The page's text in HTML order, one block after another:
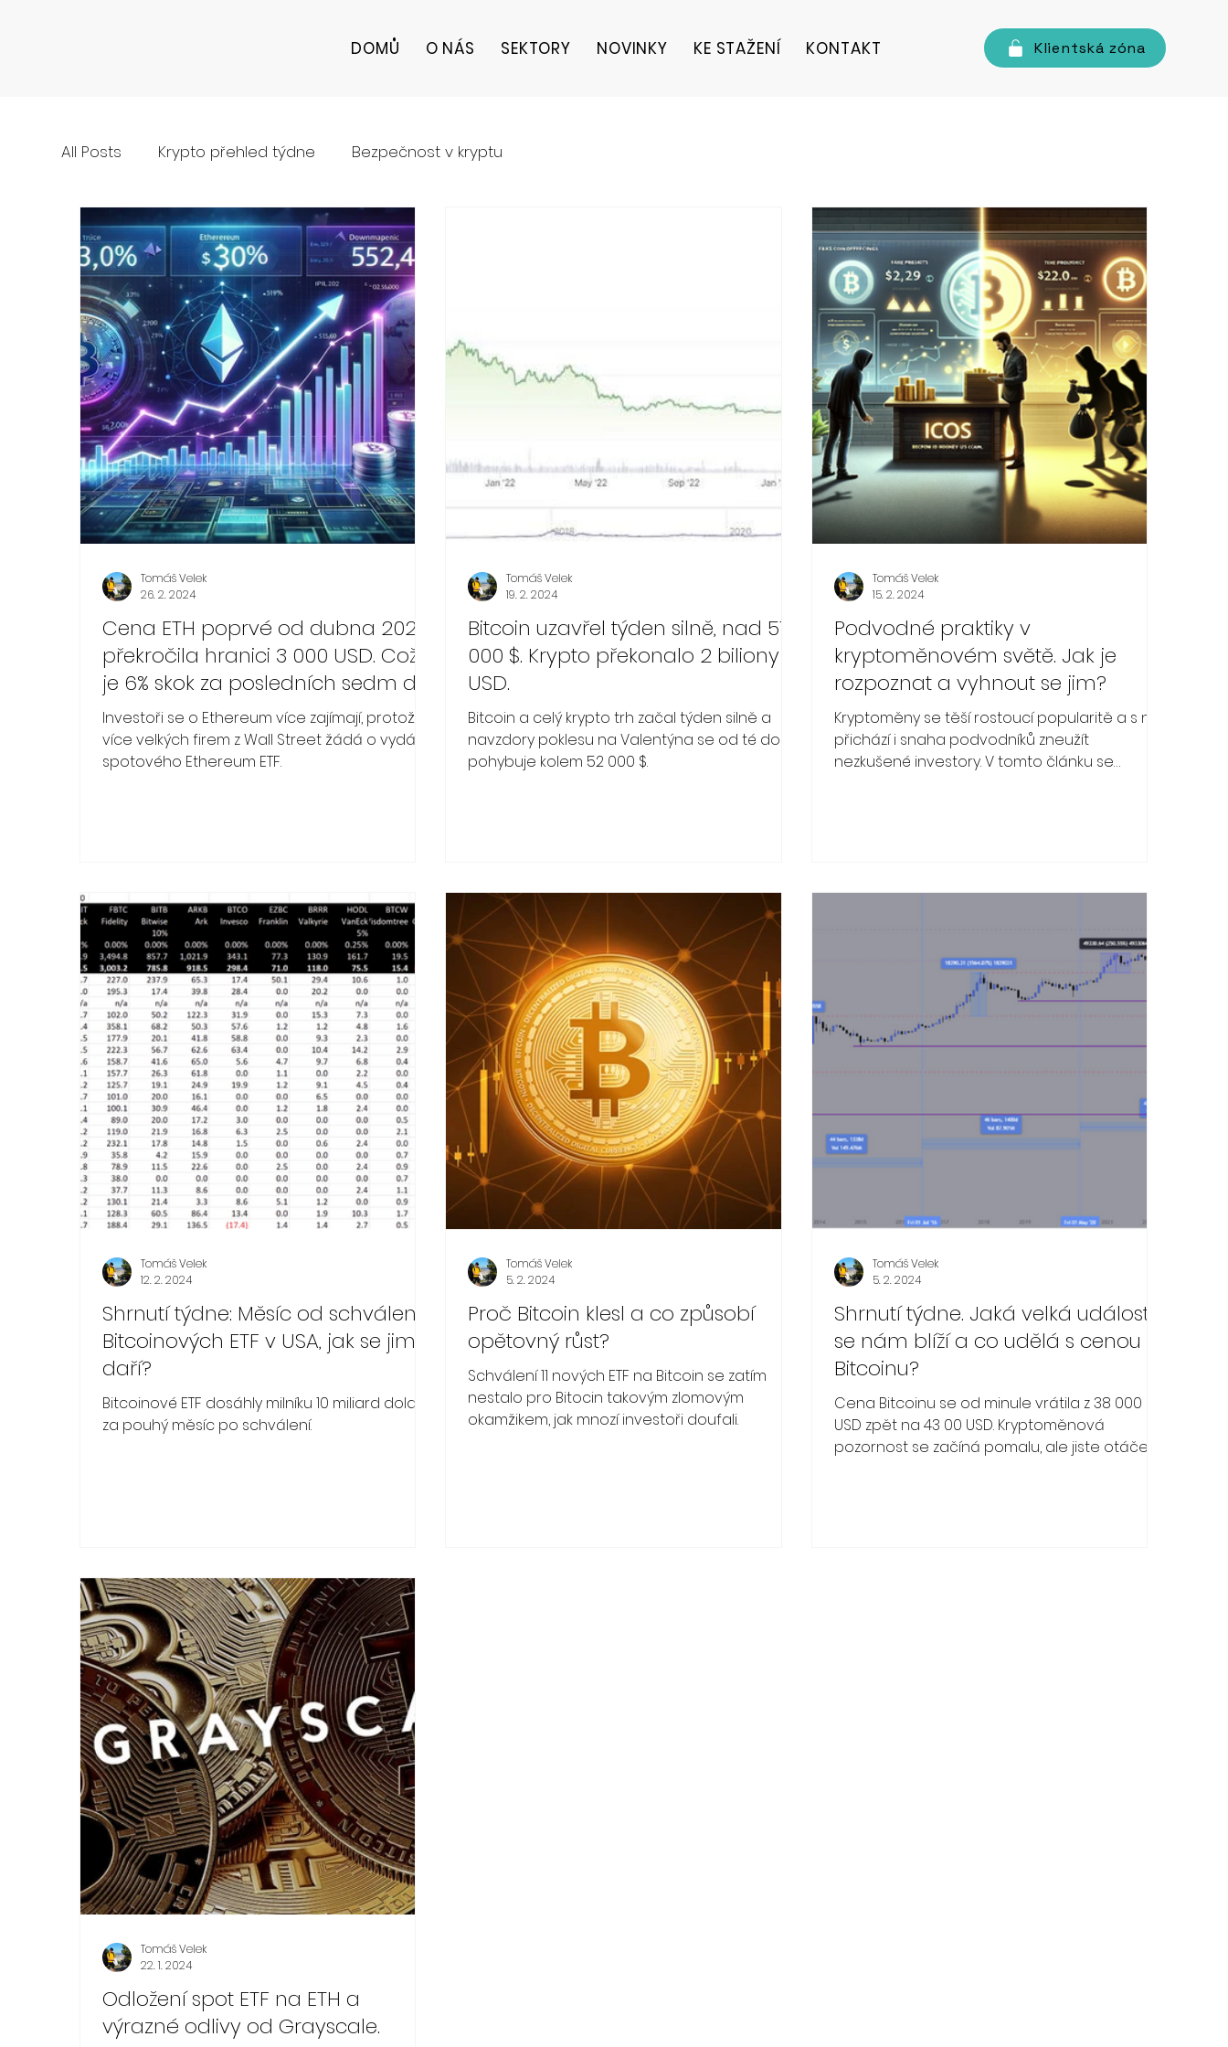
DOMŮ O NÁS SEKTORY NOVINKY KE STAŽENÍ KONTAKT Klientská zóna
All Posts Krypto přehled týdne Bezpečnost v kryptu
Cena ETH poprvé od dubna 2022
překročila hranici 3 000 USD. Což
je 6% skok za posledních sedm dní.
Cena Bitcoinu je nyní na 51 400 $,
po mírném 2% týdenním poklesu.
Investoři se o Ethereum více zajímají, protože
více velkých firem z Wall Street žádá o vydání
spotového Ethereum ETF.
Tomáš Velek
26. 2. 2024
Bitcoin uzavřel týden silně, nad 51
000 $. Krypto překonalo 2 biliony
USD.
Bitcoin a celý krypto trh začal týden silně a
navzdory poklesu na Valentýna se od té doby
pohybuje kolem 52 000 $.
Tomáš Velek
19. 2. 2024
Podvodné praktiky v
kryptoměnovém světě. Jak je
rozpoznat a vyhnout se jim?
Kryptoměny se těší rostoucí popularitě a s ní
přichází i snaha podvodníků zneužít
nezkušené investory. V tomto článku se
Tomáš Velek
15. 2. 2024
Shrnutí týdne: Měsíc od schválení
Bitcoinových ETF v USA, jak se jim
daří?
Bitcoinové ETF dosáhly milníku 10 miliard dolarů
za pouhý měsíc po schválení.
Tomáš Velek
12. 2. 2024
Proč Bitcoin klesl a co způsobí
opětovný růst?
Schválení 11 nových ETF na Bitcoin se zatím
nestalo pro Bitocin takovým zlomovým
okamžikem, jak mnozí investoři doufali.
Tomáš Velek
5. 2. 2024
Shrnutí týdne. Jaká velká událost
se nám blíží a co udělá s cenou
Bitcoinu?
Cena Bitcoinu se od minule vrátila z 38 000
USD zpět na 43 00 USD. Kryptoměnová
pozornost se začíná pomalu, ale jiste otáček k
Tomáš Velek
5. 2. 2024
Odložení spot ETF na ETH a
výrazné odlivy od Grayscale.
Tomáš Velek
22. 1. 2024